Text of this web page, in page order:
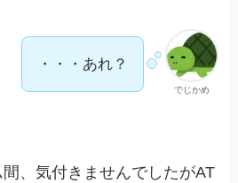
でじかめ
・・・あれ？
、気付きませんでしたがAT